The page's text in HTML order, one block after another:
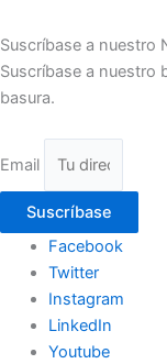
Suscríbase a nuestro
Suscríbase a nuestro
basura.
Email
Suscríbase
Facebook
Twitter
Instagram
LinkedIn
Youtube